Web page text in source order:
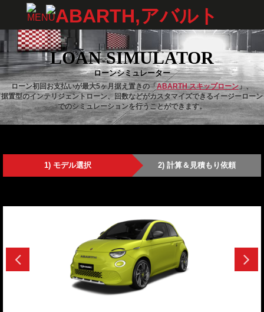
LOAN SIMULATOR
ローンシミュレーター
ローン初回お支払いが最大5ヶ月据え置きの「ABARTH スキップローン」、
据置型のインテリジェントローン、回数などがカスタマイズできるイージーローン
でのシミュレーションを行うことができます。
モデル選択 計算＆見積もり依頼